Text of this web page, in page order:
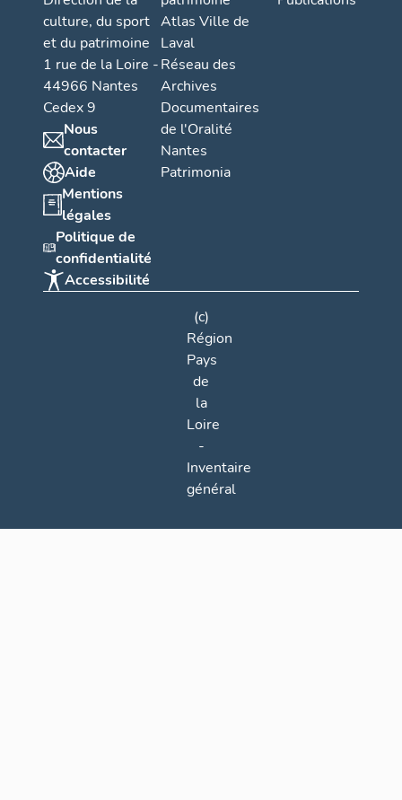
culture, du sport
et du patrimoine
1 rue de la Loire -
44966 Nantes
Cedex 9
Nous
contacter
Aide
Mentions
légales
Politique de
confidentialité
Accessibilité
Atlas Ville de
Laval
Réseau des
Archives
Documentaires
de l'Oralité
Nantes
Patrimonia
(c)
Région
Pays
de
la
Loire
-
Inventaire
général